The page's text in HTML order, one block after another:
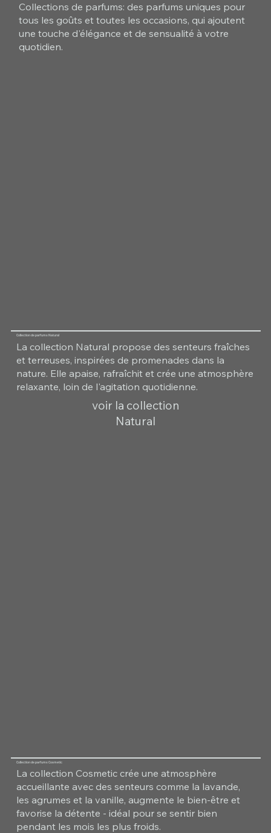
Collections de parfums: des parfums uniques pour
tous les goûts et toutes les occasions, qui ajoutent
une touche d'élégance et de sensualité à votre
quotidien.
Collection de parfums Natural
La collection Natural propose des senteurs fraîches
et terreuses, inspirées de promenades dans la
nature. Elle apaise, rafraîchit et crée une atmosphère
relaxante, loin de l'agitation quotidienne.
voir la collection
Natural
Collection de parfums Cosmetic
La collection Cosmetic crée une atmosphère
accueillante avec des senteurs comme la lavande,
les agrumes et la vanille, augmente le bien-être et
favorise la détente - idéal pour se sentir bien
pendant les mois les plus froids.